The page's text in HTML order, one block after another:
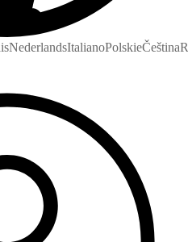
NederlandsItalianoPolskieČeština